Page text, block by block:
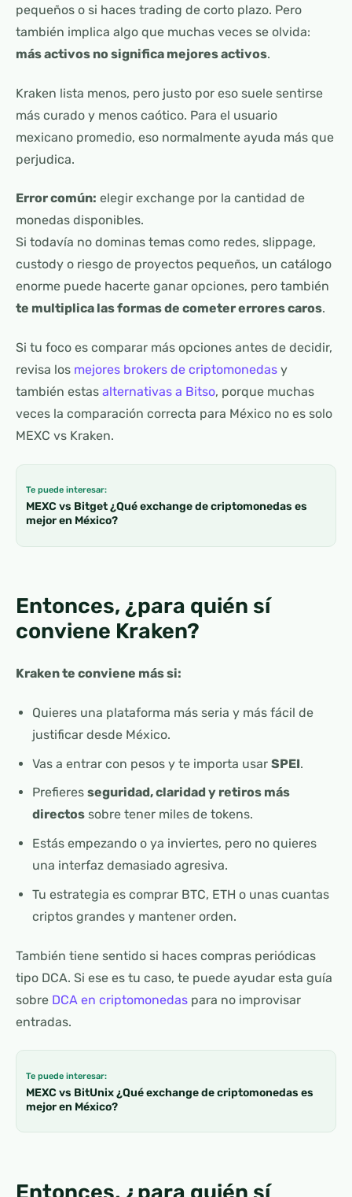
pequeños o si haces trading de corto plazo. Pero
también implica algo que muchas veces se olvida:
más activos no significa mejores activos.
Kraken lista menos, pero justo por eso suele sentirse
más curado y menos caótico. Para el usuario
mexicano promedio, eso normalmente ayuda más que
perjudica.
Error común: elegir exchange por la cantidad de
monedas disponibles.
Si todavía no dominas temas como redes, slippage,
custody o riesgo de proyectos pequeños, un catálogo
enorme puede hacerte ganar opciones, pero también
te multiplica las formas de cometer errores caros.
Si tu foco es comparar más opciones antes de decidir,
revisa los mejores brokers de criptomonedas y
también estas alternativas a Bitso, porque muchas
veces la comparación correcta para México no es solo
MEXC vs Kraken.
Te puede interesar:
MEXC vs Bitget ¿Qué exchange de criptomonedas es
mejor en México?
Entonces, ¿para quién sí
conviene Kraken?
Kraken te conviene más si:
Quieres una plataforma más seria y más fácil de
justificar desde México.
Vas a entrar con pesos y te importa usar SPEI.
Prefieres seguridad, claridad y retiros más
directossobre tener miles de tokens.
Estás empezando o ya inviertes, pero no quieres
una interfaz demasiado agresiva.
Tu estrategia es comprar BTC, ETH o unas cuantas
criptos grandes y mantener orden.
También tiene sentido si haces compras periódicas
tipo DCA. Si ese es tu caso, te puede ayudar esta guía
sobre DCA en criptomonedas para no improvisar
entradas.
Te puede interesar:
MEXC vs BitUnix ¿Qué exchange de criptomonedas es
mejor en México?
Entonces, ¿para quién sí